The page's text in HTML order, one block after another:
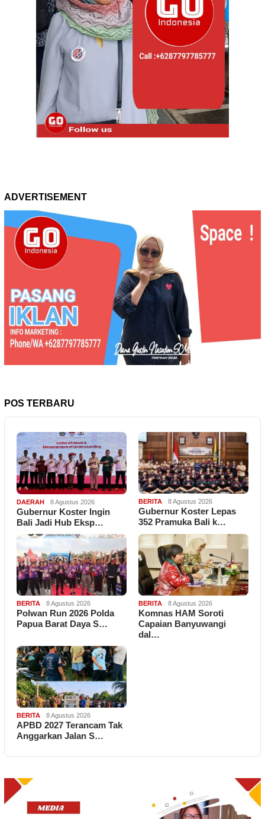
ADVERTISEMENT
POS TERBARU
DAERAH 8 Agustus 2026
Gubernur Koster Ingin
Bali Jadi Hub Eksp…
BERITA 8 Agustus 2026
Gubernur Koster Lepas
352 Pramuka Bali k…
BERITA 8 Agustus 2026
Polwan Run 2026 Polda
Papua Barat Daya S…
BERITA 8 Agustus 2026
Komnas HAM Soroti
Capaian Banyuwangi
dal…
BERITA 8 Agustus 2026
APBD 2027 Terancam Tak
Anggarkan Jalan S…